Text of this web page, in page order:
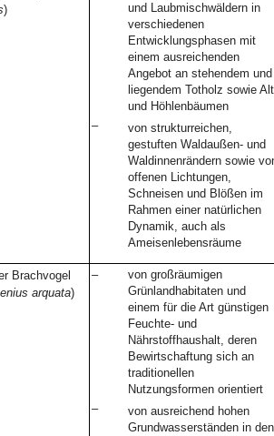
)
und Laubmischwäldern in
verschiedenen
Entwicklungsphasen mit
einem ausreichenden
Angebot an stehendem und
liegendem Totholz sowie
und Höhlenbäumen
–
von strukturreichen,
gestuften Waldaußen- und
Waldinnenrändern sowie
offenen Lichtungen,
Schneisen und Blößen im
Rahmen einer natürlichen
Dynamik, auch als
Ameisenlebensräume
Brachvogel
arquata)
–
von großräumigen
Grünlandhabitaten und
einem für die Art günstigen
Feuchte- und
Nährstoffhaushalt, deren
Bewirtschaftung sich an
traditionellen
Nutzungsformen orientiert
–
von ausreichend hohen
Grundwasserständen in den